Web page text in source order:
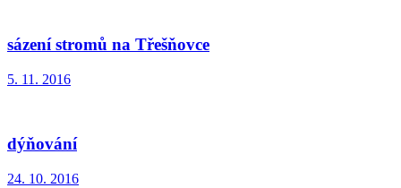
sázení stromů na Třešňovce
5. 11. 2016
dýňování
24. 10. 2016